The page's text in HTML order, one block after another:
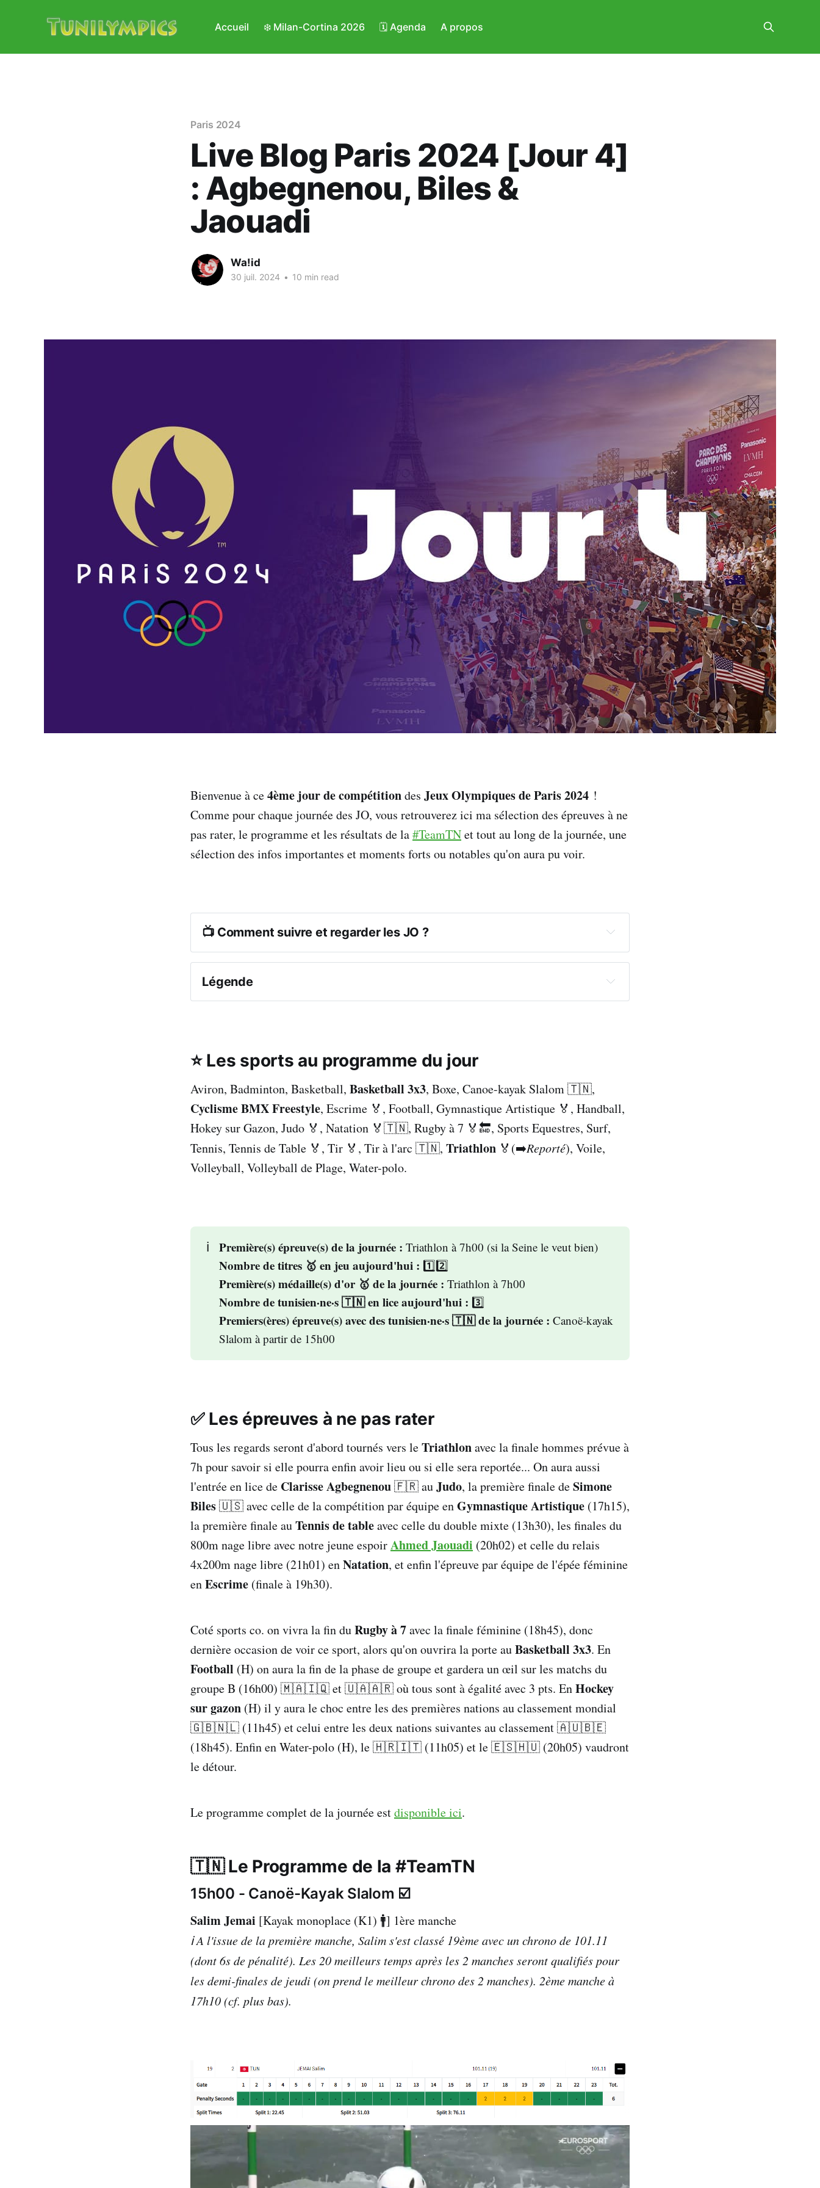
Accueil ❄️ Milan-Cortina 2026 🗓️ Agenda A propos
Paris 2024
Live Blog Paris 2024 [Jour 4]
: Agbegnenou, Biles &
Jaouadi
Wa!id
30 juil. 2024 • 10 min read
Bienvenue à ce4ème jour de compétitiondes Jeux Olympiques de Paris 2024 !
Comme pour chaque journée des JO, vous retrouverez ici ma sélection des épreuves à ne
pas rater, le programme et les résultats de la#TeamTNet tout au long de la journée, une
sélection des infos importantes et moments forts ou notables qu'on aura pu voir.
📺 Comment suivre et regarder les JO ?
France Télévision
Notez qu'Eurosport détient les droits pour la quasi totalité des territoires européens mais
comme en France, certaines chaines locales (souvent publiques) ont acquis les droits en
sous licence et diffuseront aussi une bonne partie des jeux :
RAIDUO & RAI SPORT
ARD (Das Erste) & ZDF
BBC One
Two
ORF 1
ORF SPORT+
Beinsport MENA
cliquant ici
Web & Réseaux Sociaux
Paris 2024
EttachkilaTN @EttachkilaTN .
totallympics.com
Club Team TN
https://olympics.phoinix.ai/tunisia/ Yassine Benhamadi @bh_yass
Légende
En gras
Tous les horaires sont indiqués en heure tunisienne (GMT+1)
⭐ Les sports au programme du jour
Aviron, Badminton, Basketball, Basketball 3x3, Boxe, Canoe-kayak Slalom 🇹🇳,
Cyclisme BMX Freestyle, Escrime 🏅, Football, Gymnastique Artistique 🏅, Handball,
Hokey sur Gazon, Judo 🏅, Natation 🏅🇹🇳, Rugby à 7 🏅🔚, Sports Equestres, Surf,
Tennis, Tennis de Table 🏅, Tir 🏅, Tir à l'arc 🇹🇳, Triathlon 🏅(➡️Reporté), Voile,
Volleyball, Volleyball de Plage, Water-polo.
ℹ️ Première(s) épreuve(s) de la journée : Triathlon à 7h00 (si la Seine le veut bien)
Nombre de titres 🥇 en jeu aujourd'hui : 1️⃣2️⃣
Première(s) médaille(s) d'or 🥇 de la journée : Triathlon à 7h00
Nombre de tunisien·ne·s 🇹🇳 en lice aujourd'hui : 3️⃣
Premiers(ères) épreuve(s) avec des tunisien·ne·s 🇹🇳 de la journée : Canoë-kayak
Slalom à partir de 15h00
✅ Les épreuves à ne pas rater
Tous les regards seront d'abord tournés vers leTriathlonavec la finale hommes prévue à
7h pour savoir si elle pourra enfin avoir lieu ou si elle sera reportée... On aura aussi
l'entrée en lice de Clarisse Agbegnenou🇫🇷 auJudo, la première finale deSimone
Biles🇺🇸 avec celle de la compétition par équipe enGymnastique Artistique (17h15),
la première finale auTennis de tableavec celle du double mixte (13h30), les finales du
800m nage libre avec notre jeune espoirAhmed Jaouadi (20h02) et celle du relais
4x200m nage libre (21h01) enNatation, et enfin l'épreuve par équipe de l'épée féminine
enEscrime (finale à 19h30).
Coté sports co. on vivra la fin duRugby à 7avec la finale féminine (18h45), donc
dernière occasion de voir ce sport, alors qu'on ouvrira la porte auBasketball 3x3. En
Football (H) on aura la fin de la phase de groupe et gardera un œil sur les matchs du
groupe B (16h00) 🇲🇦🇮🇶 et 🇺🇦🇦🇷 où tous sont à égalité avec 3 pts. EnHockey
sur gazon (H) il y aura le choc entre les des premières nations au classement mondial
🇬🇧🇳🇱 (11h45) et celui entre les deux nations suivantes au classement 🇦🇺🇧🇪
(18h45). Enfin en Water-polo (H), le 🇭🇷🇮🇹 (11h05) et le 🇪🇸🇭🇺 (20h05) vaudront
le détour.
Le programme complet de la journée estdisponible ici.
🇹🇳 Le Programme de la #TeamTN
15h00 - Canoë-Kayak Slalom ☑️
Salim Jemai [Kayak monoplace (K1) 🚹] 1ère manche
ℹ️ A l'issue de la première manche, Salim s'est classé 19ème avec un chrono de 101.11
(dont 6s de pénalité). Les 20 meilleurs temps après les 2 manches seront qualifiés pour
les demi-finales de jeudi (on prend le meilleur chrono des 2 manches). 2ème manche à
17h10 (cf. plus bas).